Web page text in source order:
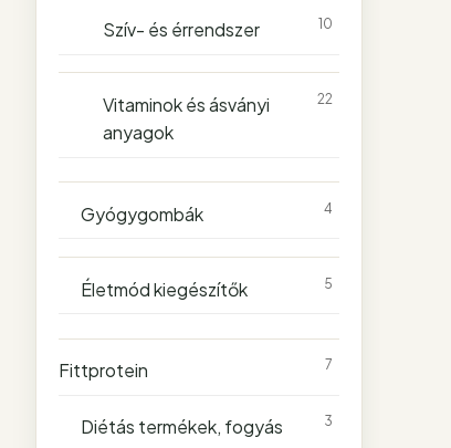
Szív- és érrendszer 10
Vitaminok és ásványi
anyagok
22
Gyógygombák 4
Életmód kiegészítők 5
Fittprotein 7
Diétás termékek, fogyás 3